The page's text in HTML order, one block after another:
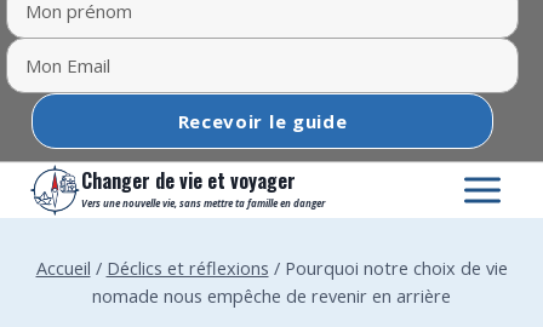
Aller
Changer de vie et voyager
Vers une nouvelle vie, sans mettre ta famille en danger
Accueil / Déclics et réflexions / Pourquoi notre choix de vie
nomade nous empêche de revenir en arrière
Recevoir le guide